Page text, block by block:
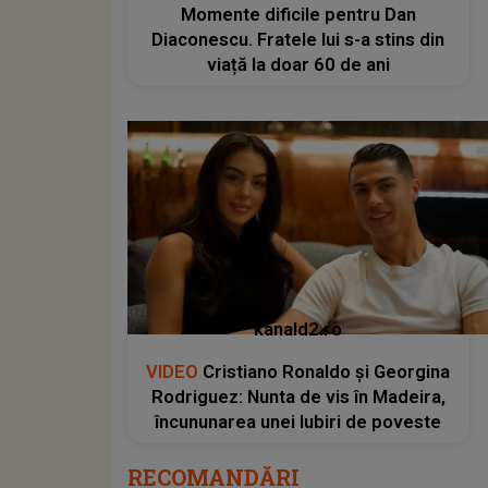
Momente dificile pentru Dan
Diaconescu. Fratele lui s-a stins din
viață la doar 60 de ani
kanald2.ro
VIDEO Cristiano Ronaldo și Georgina
Rodriguez: Nunta de vis în Madeira,
încununarea unei Iubiri de poveste
RECOMANDĂRI